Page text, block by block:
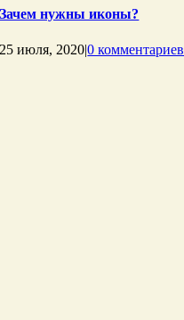
Зачем нужны иконы?
25 июля, 2020|0 комментариев